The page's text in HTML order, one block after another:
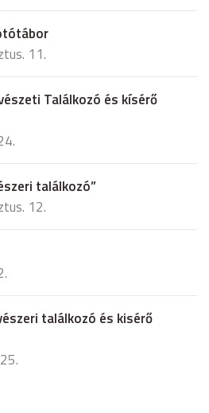
11.
Találkozó és kísérő
találkozó”
12.
találkozó és kisérő